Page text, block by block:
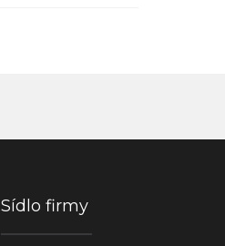
Sídlo firmy